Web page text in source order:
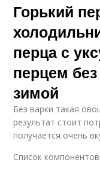
Горький
перца с
перцем
зимой
Без варки такая
результат стоит
получается очень
Список компонентов: